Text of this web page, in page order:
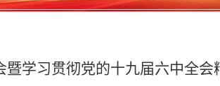
学习贯彻党的十九届六中全会